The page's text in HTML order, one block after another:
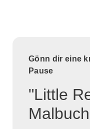
Gönn dir eine
Pause
"Little
Malbuch